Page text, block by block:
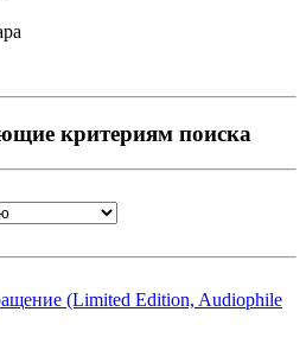
критериям поиска
(Limited Edition, Audiophile